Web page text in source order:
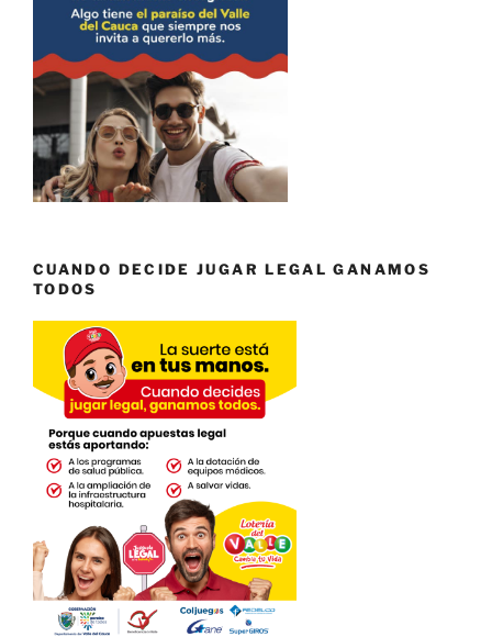
CUANDO DECIDE JUGAR LEGAL GANAMOS
TODOS